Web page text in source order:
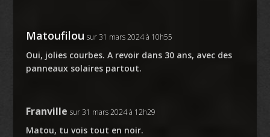
Matoufilou sur 31 mars 2024 à 10h55
Oui, jolies courbes. A revoir dans 30 ans, avec des
panneaux solaires partout.
Franville sur 31 mars 2024 à 12h29
Matou, tu vois tout en noir.